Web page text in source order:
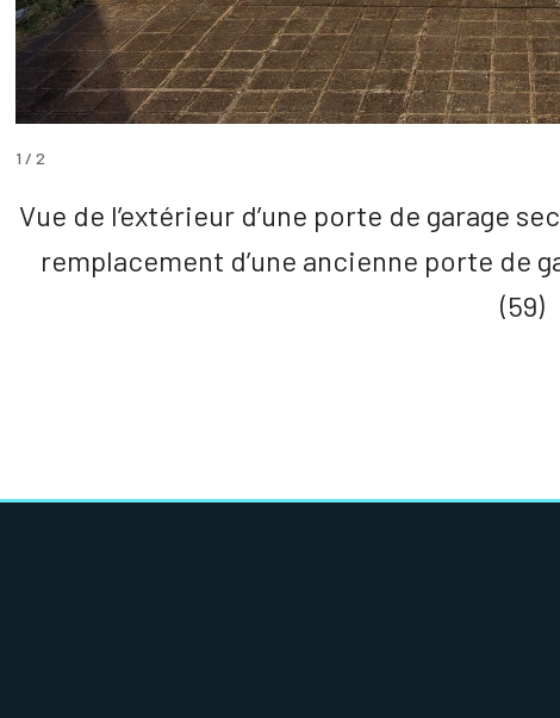
1 / 2
Vue de l’extérieur d’une porte de garage
remplacement d’une ancienne porte de
(59)